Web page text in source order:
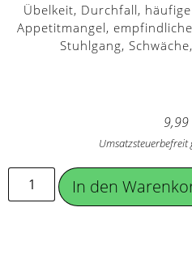
Übelkeit, Durchfall,
Appetitmangel,
Stuhlgang,
9,99
Umsatzsteuerbefreit
In den